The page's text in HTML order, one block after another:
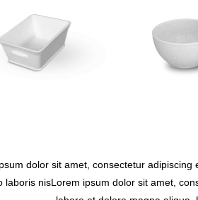
dolor sit amet, consectetur
laboris nisLorem ipsum dolor sit amet,